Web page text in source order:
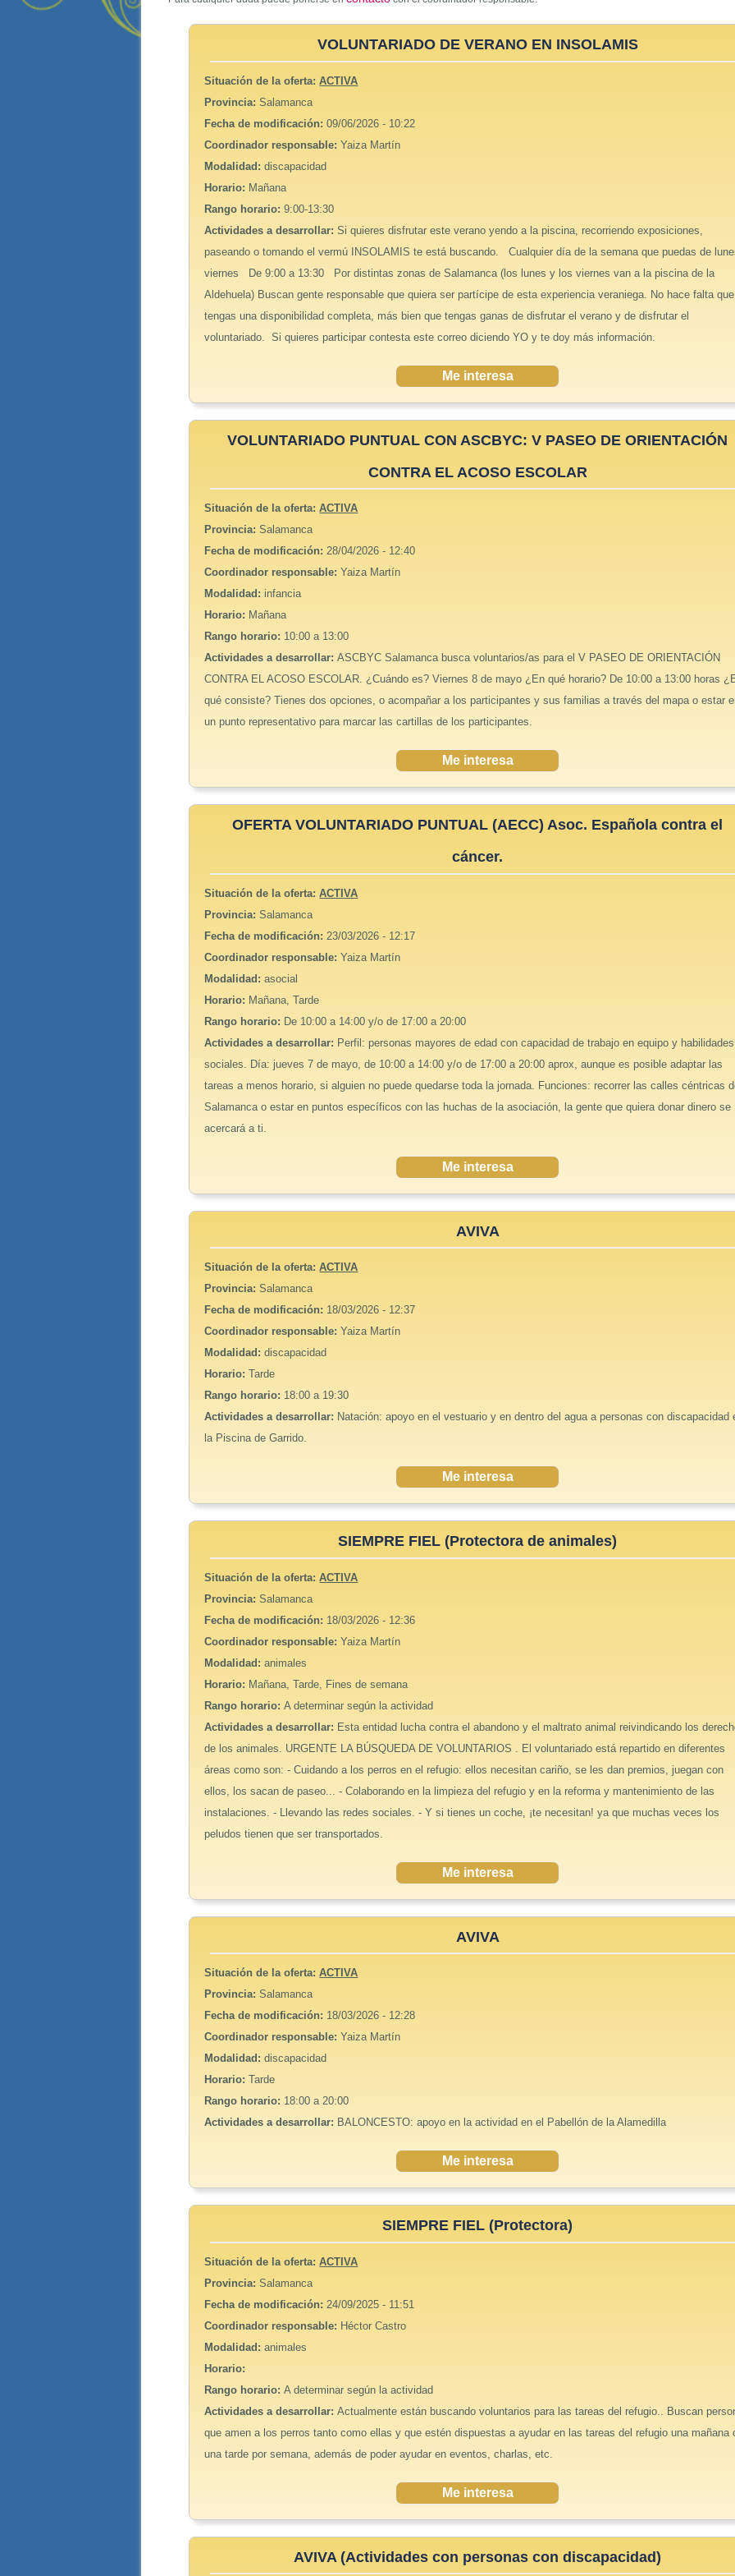
VOLUNTARIADO DE VERANO EN INSOLAMIS
Situación de la oferta:ACTIVA
Provincia:Salamanca
Fecha de modificación:09/06/2026 - 10:22
Coordinador responsable:Yaiza Martín
Modalidad:discapacidad
Horario: Mañana
Rango horario:9:00-13:30
Actividades a desarrollar:Si quieres disfrutar este verano yendo a la piscina, recorriendo exposiciones,
paseando o tomando el vermú INSOLAMIS te está buscando. Cualquier día de la semana que puedas de
viernes De 9:00 a 13:30 Por distintas zonas de Salamanca (los lunes y los viernes van a la piscina de la
Aldehuela) Buscan gente responsable que quiera ser partícipe de esta experiencia veraniega. No hace falta que
tengas una disponibilidad completa, más bien que tengas ganas de disfrutar el verano y de disfrutar el
voluntariado. Si quieres participar contesta este correo diciendo YO y te doy más información.
Me interesa
VOLUNTARIADO PUNTUAL CON ASCBYC: V PASEO DE ORIENTACIÓN
CONTRA EL ACOSO ESCOLAR
Situación de la oferta:ACTIVA
Provincia:Salamanca
Fecha de modificación:28/04/2026 - 12:40
Coordinador responsable:Yaiza Martín
Modalidad: infancia
Horario: Mañana
Rango horario: 10:00 a 13:00
Actividades a desarrollar:ASCBYC Salamanca busca voluntarios/as para el V PASEO DE ORIENTACIÓN
CONTRA EL ACOSO ESCOLAR. ¿Cuándo es? Viernes 8 de mayo ¿En qué horario? De 10:00 a 13:00 horas
qué consiste? Tienes dos opciones, o acompañar a los participantes y sus familias a través del mapa o estar
un punto representativo para marcar las cartillas de los participantes.
Me interesa
OFERTA VOLUNTARIADO PUNTUAL (AECC) Asoc. Española contra el
cáncer.
Situación de la oferta:ACTIVA
Provincia:Salamanca
Fecha de modificación: 23/03/2026 - 12:17
Coordinador responsable:Yaiza Martín
Modalidad:asocial
Horario: Mañana, Tarde
Rango horario: De 10:00 a 14:00 y/o de 17:00 a 20:00
Actividades a desarrollar: Perfil: personas mayores de edad con capacidad de trabajo en equipo y habilidades
sociales. Día: jueves 7 de mayo, de 10:00 a 14:00 y/o de 17:00 a 20:00 aprox, aunque es posible adaptar las
tareas a menos horario, si alguien no puede quedarse toda la jornada. Funciones: recorrer las calles céntricas
Salamanca o estar en puntos específicos con las huchas de la asociación, la gente que quiera donar dinero se
acercará a ti.
Me interesa
AVIVA
Situación de la oferta:ACTIVA
Provincia:Salamanca
Fecha de modificación: 18/03/2026 - 12:37
Coordinador responsable:Yaiza Martín
Modalidad:discapacidad
Horario:Tarde
Rango horario: 18:00 a 19:30
Actividades a desarrollar: Natación: apoyo en el vestuario y en dentro del agua a personas con discapacidad
la Piscina de Garrido.
Me interesa
SIEMPRE FIEL (Protectora de animales)
Situación de la oferta:ACTIVA
Provincia:Salamanca
Fecha de modificación: 18/03/2026 - 12:36
Coordinador responsable:Yaiza Martín
Modalidad:animales
Horario: Mañana, Tarde, Fines de semana
Rango horario:A determinar según la actividad
Actividades a desarrollar: Esta entidad lucha contra el abandono y el maltrato animal reivindicando los
de los animales. URGENTE LA BÚSQUEDA DE VOLUNTARIOS . El voluntariado está repartido en diferentes
áreas como son: - Cuidando a los perros en el refugio: ellos necesitan cariño, se les dan premios, juegan con
ellos, los sacan de paseo... - Colaborando en la limpieza del refugio y en la reforma y mantenimiento de las
instalaciones. - Llevando las redes sociales. - Y si tienes un coche, ¡te necesitan! ya que muchas veces los
peludos tienen que ser transportados.
Me interesa
AVIVA
Situación de la oferta:ACTIVA
Provincia:Salamanca
Fecha de modificación: 18/03/2026 - 12:28
Coordinador responsable:Yaiza Martín
Modalidad:discapacidad
Horario:Tarde
Rango horario: 18:00 a 20:00
Actividades a desarrollar: BALONCESTO: apoyo en la actividad en el Pabellón de la Alamedilla
Me interesa
SIEMPRE FIEL (Protectora)
Situación de la oferta:ACTIVA
Provincia:Salamanca
Fecha de modificación: 24/09/2025 - 11:51
Coordinador responsable: Héctor Castro
Modalidad:animales
Horario:
Rango horario:A determinar según la actividad
Actividades a desarrollar:Actualmente están buscando voluntarios para las tareas del refugio.. Buscan
que amen a los perros tanto como ellas y que estén dispuestas a ayudar en las tareas del refugio una mañana
una tarde por semana, además de poder ayudar en eventos, charlas, etc.
Me interesa
AVIVA (Actividades con personas con discapacidad)